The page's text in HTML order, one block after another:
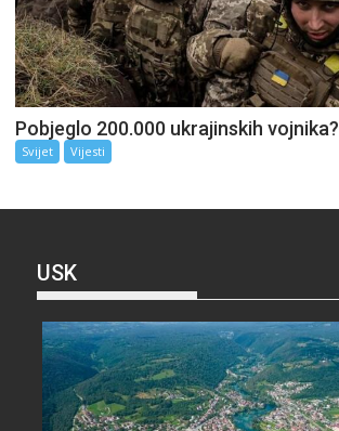
Pobjeglo 200.000 ukrajinskih vojnika?
Svijet Vijesti
USK